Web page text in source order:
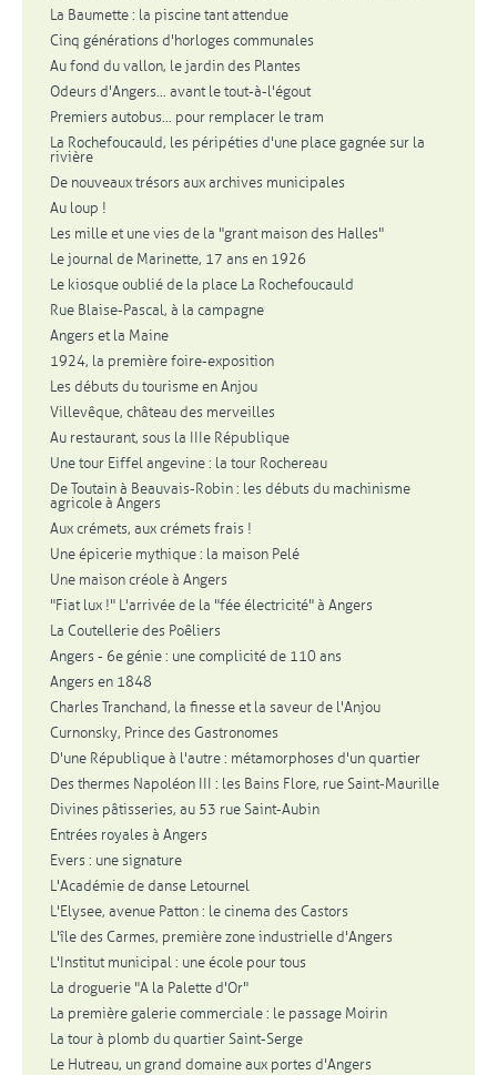
La Baumette : la piscine tant attendue
Cinq générations d'horloges communales
Au fond du vallon, le jardin des Plantes
Odeurs d'Angers... avant le tout-à-l'égout
Premiers autobus... pour remplacer le tram
La Rochefoucauld, les péripéties d'une place gagnée sur la
rivière
De nouveaux trésors aux archives municipales
Au loup !
Les mille et une vies de la "grant maison des Halles"
Le journal de Marinette, 17 ans en 1926
Le kiosque oublié de la place La Rochefoucauld
Rue Blaise-Pascal, à la campagne
Angers et la Maine
1924, la première foire-exposition
Les débuts du tourisme en Anjou
Villevêque, château des merveilles
Au restaurant, sous la IIIe République
Une tour Eiffel angevine : la tour Rochereau
De Toutain à Beauvais-Robin : les débuts du machinisme
agricole à Angers
Aux crémets, aux crémets frais !
Une épicerie mythique : la maison Pelé
Une maison créole à Angers
"Fiat lux !" L'arrivée de la "fée électricité" à Angers
La Coutellerie des Poêliers
Angers - 6e génie : une complicité de 110 ans
Angers en 1848
Charles Tranchand, la finesse et la saveur de l'Anjou
Curnonsky, Prince des Gastronomes
D'une République à l'autre : métamorphoses d'un quartier
Des thermes Napoléon III : les Bains Flore, rue Saint-Maurille
Divines pâtisseries, au 53 rue Saint-Aubin
Entrées royales à Angers
Evers : une signature
L'Académie de danse Letournel
L'Elysee, avenue Patton : le cinema des Castors
L'île des Carmes, première zone industrielle d'Angers
L'Institut municipal : une école pour tous
La droguerie "A la Palette d'Or"
La première galerie commerciale : le passage Moirin
La tour à plomb du quartier Saint-Serge
Le Hutreau, un grand domaine aux portes d'Angers